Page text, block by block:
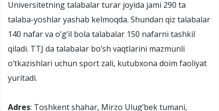
Universitetning talabalar turar joyida jami 290 ta
talaba-yoshlar yashab kelmoqda. Shundan qiz talabalar
140 nafar va o’g’il bola talabalar 150 nafarni tashkil
qiladi. TTJ da talabalar bo’sh vaqtlarini mazmunli
o’tkazishlari uchun sport zali, kutubxona doim faoliyat
yuritadi.
Adres: Toshkent shahar, Mirzo Ulug’bek tumani,